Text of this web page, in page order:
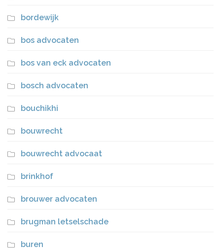
bordewijk
bos advocaten
bos van eck advocaten
bosch advocaten
bouchikhi
bouwrecht
bouwrecht advocaat
brinkhof
brouwer advocaten
brugman letselschade
buren